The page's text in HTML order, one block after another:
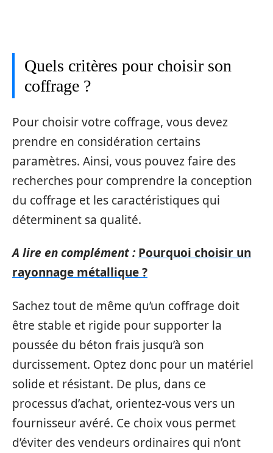
Quels critères pour choisir son
coffrage ?
Pour choisir votre coffrage, vous devez
prendre en considération certains
paramètres. Ainsi, vous pouvez faire des
recherches pour comprendre la conception
du coffrage et les caractéristiques qui
déterminent sa qualité.
A lire en complément : Pourquoi choisir un
rayonnage métallique ?
Sachez tout de même qu’un coffrage doit
être stable et rigide pour supporter la
poussée du béton frais jusqu’à son
durcissement. Optez donc pour un matériel
solide et résistant. De plus, dans ce
processus d’achat, orientez-vous vers un
fournisseur avéré. Ce choix vous permet
d’éviter des vendeurs ordinaires qui n’ont